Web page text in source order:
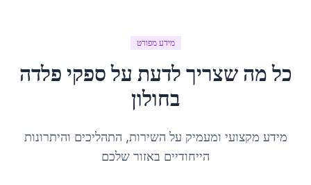
מידע מפורט
כל מה שצריך לדעת עלספקי פלדה
בחולון
מידע מקצועי ומעמיק על השירות, התהליכים והיתרונות
הייחודיים באזור שלכם